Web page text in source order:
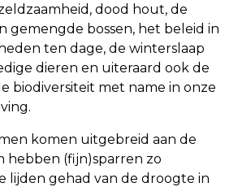
dood hout, de
gemengde bossen, het beleid in
ten dage, de winterslaap
dieren en uiteraard ook de
biodiversiteit met name in onze
komen uitgebreid aan de
hebben (fijn)sparren zo
lijden gehad van de droogte in